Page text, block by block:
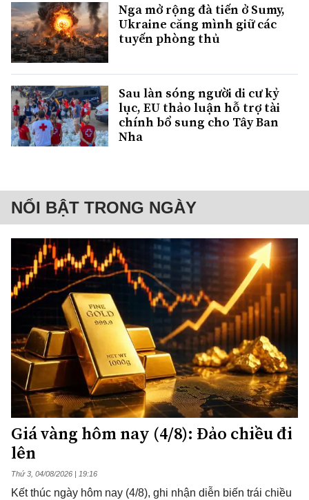
Nga mở rộng đà tiến ở Sumy,
Ukraine căng mình giữ các
tuyến phòng thủ
Sau làn sóng người di cư kỷ
lục, EU thảo luận hỗ trợ tài
chính bổ sung cho Tây Ban
Nha
NỔI BẬT TRONG NGÀY
Giá vàng hôm nay (4/8): Đảo chiều đi
lên
Thứ 3, 04/08/2026 | 19:16
Kết thúc ngày hôm nay (4/8), ghi nhận diễn biến trái chiều